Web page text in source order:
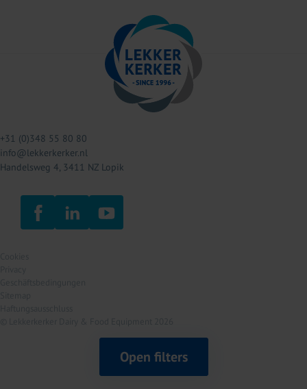
Open filters
+31 (0)348 55 80 80
info@lekkerkerker.nl
Handelsweg 4, 3411 NZ Lopik